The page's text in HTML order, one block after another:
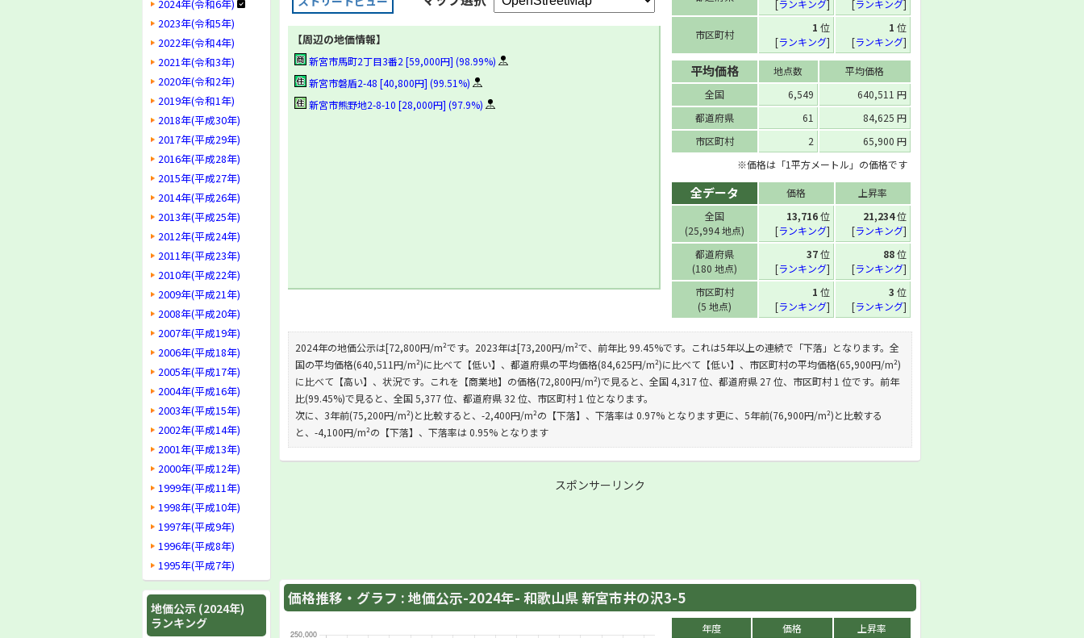
【周辺の地価情報】
新宮市馬町2丁目3番2 [59,000円] (98.99%)
新宮市磐盾2-48 [40,800円] (99.51%)
新宮市熊野地2-8-10 [28,000円] (97.9%)
[ランキング]
[ランキング]
市区町村
1 位
[ランキング]
1 位
[ランキング]
平均価格 地点数
平均価格
全国
6,549
640,511 円
都道府県
61
84,625 円
市区町村
2
65,900 円
※価格は「1平方メートル」の価格です
全データ 価格
上昇率
全国
(25,994 地点)
13,716位
[ランキング]
21,234位
[ランキング]
都道府県
(180 地点)
37位
[ランキング]
88位
[ランキング]
市区町村
(5 地点)
1 位
[ランキング]
3 位
[ランキング]
2024年の地価公示は[72,800円/m²です。2023年は[73,200円/m²で、前年比 99.45%です。これは5年以上の連続で「下落」となります。全
国の平均価格(640,511円/m²)に比べて【低い】、都道府県の平均価格(84,625円/m²)に比べて【低い】、市区町村の平均価格(65,900円/m²)
に比べて【高い】、状況です。これを【商業地】の価格(72,800円/m²)で見ると、全国 4,317 位、都道府県 27 位、市区町村 1 位です。前年
比(99.45%)で見ると、全国 5,377 位、都道府県 32 位、市区町村 1 位となります。
次に、3年前(75,200円/m²)と比較すると、-2,400円/m²の【下落】、下落率は 0.97% となります更に、5年前(76,900円/m²)と比較する
と、-4,100円/m²の【下落】、下落率は 0.95% となります
スポンサーリンク
価格推移・グラフ : 地価公示-2024年- 和歌山県 新宮市井の沢3-5
年度 価格
上昇率
2024年(令和6年)
2023年(令和5年)
2022年(令和4年)
2021年(令和3年)
2020年(令和2年)
2019年(令和1年)
2018年(平成30年)
2017年(平成29年)
2016年(平成28年)
2015年(平成27年)
2014年(平成26年)
2013年(平成25年)
2012年(平成24年)
2011年(平成23年)
2010年(平成22年)
2009年(平成21年)
2008年(平成20年)
2007年(平成19年)
2006年(平成18年)
2005年(平成17年)
2004年(平成16年)
2003年(平成15年)
2002年(平成14年)
2001年(平成13年)
2000年(平成12年)
1999年(平成11年)
1998年(平成10年)
1997年(平成9年)
1996年(平成8年)
1995年(平成7年)
地価公示 (2024年)
ランキング